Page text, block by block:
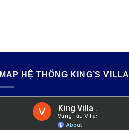
MAP HỆ THỐNG KING’S VILLA